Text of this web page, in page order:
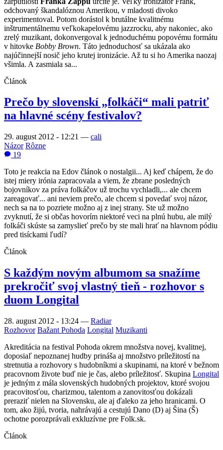
odchovaný škandalóznou Amerikou, v mladosti divoko
experimentoval. Potom dorástol k brutálne kvalitnému
inštrumentálnemu veľkokapelovému jazzrocku, aby nakoniec, ako
zrelý muzikant, dokonvergoval k jednoduchému popovému formátu
v hitovke Bobby Brown. Táto jednoduchosť sa ukázala ako
najúčinnejší nosič jeho krutej ironizácie. Až tu si ho Amerika naozaj
všimla. A zasmiala sa...
Článok
Prečo by slovenskí „folkáči“ mali patriť
na hlavné scény festivalov?
29. august 2012 - 12:21 — cali
Názor Rôzne
19
Toto je reakcia na Edov článok o nostalgii... Aj keď chápem, že do
istej miery irónia zapracovala a viem, že zbrane posledných
bojovníkov za práva folkáčov už trochu vychladli,... ale chcem
zareagovať... ani neviem prečo, ale chcem si povedať svoj názor,
nech sa na to pozriete možno aj z inej strany. Ste už možno
zvyknutí, že si občas hovorím niektoré veci na plnú hubu, ale milý
folkáči skúste sa zamyslieť prečo by ste mali hrať na hlavnom pódiu
pred tisíckami ľudí?
Článok
S každým novým albumom sa snažíme
prekročiť svoj vlastný tieň - rozhovor s
duom Longital
28. august 2012 - 13:24 — Radiar
Rozhovor Bažant Pohoda Longital Muzikanti
Akreditácia na festival Pohoda okrem množstva novej, kvalitnej,
doposiaľ nepoznanej hudby prináša aj množstvo príležitostí na
stretnutia a rozhovory s hudobníkmi a skupinami, na ktoré v bežnom
pracovnom živote buď nie je čas, alebo príležitosť. Skupina Longital
je jedným z mála slovenských hudobných projektov, ktoré svojou
pracovitosťou, charizmou, talentom a zanovitosťou dokázali
preraziť nielen na Slovensku, ale aj ďaleko za jeho hranicami. O
tom, ako žijú, tvoria, nahrávajú a cestujú Dano (D) aj Šina (Š)
ochotne porozprávali exkluzívne pre Folk.sk.
Článok